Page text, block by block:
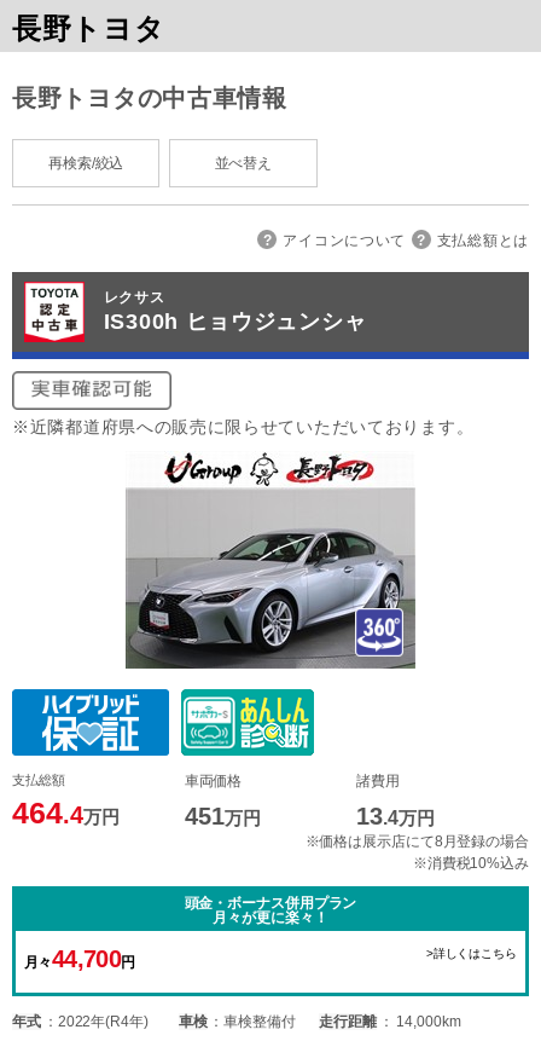
長野トヨタ
長野トヨタの中古車情報
再検索/絞込 並べ替え
アイコンについて 支払総額とは
レクサス
IS300h ヒョウジュンシャ
※近隣都道府県への販売に限らせていただいております。
支払総額
464.4万円
車両価格
451万円
諸費用
13.4万円
※価格は展示店にて8月登録の場合
※消費税10%込み
頭金・ボーナス併用プラン
月々が更に楽々！
月々44,700円
>詳しくはこちら
年式 2022年(R4年) 車検 車検整備付 走行距離
14,000km